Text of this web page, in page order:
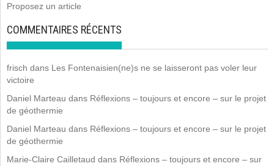
Proposez un article
COMMENTAIRES RÉCENTS
frisch dans Les Fontenaisien(ne)s ne se laisseront pas voler leur
victoire
Daniel Marteau dans Réflexions – toujours et encore – sur le projet
de géothermie
Daniel Marteau dans Réflexions – toujours et encore – sur le projet
de géothermie
Marie-Claire Cailletaud dans Réflexions – toujours et encore – sur